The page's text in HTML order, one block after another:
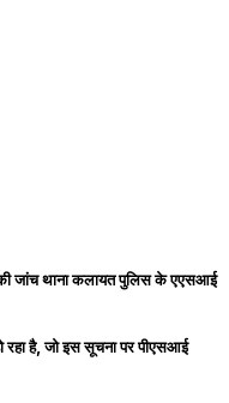
की जांच थाना कलायत पुलिस के एएसआई
रहा है, जो इस सूचना पर पीएसआई